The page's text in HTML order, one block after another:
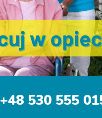
+48 530 555